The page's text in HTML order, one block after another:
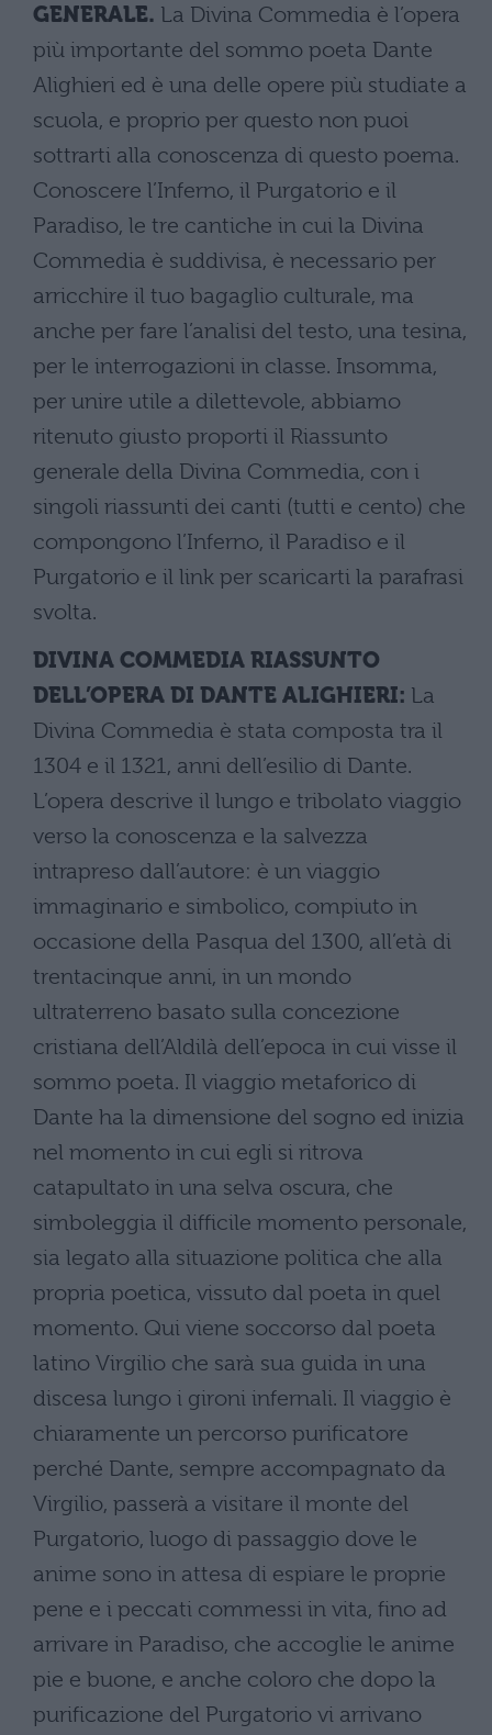
GENERALE. La Divina Commedia è l’opera
più importante del sommo poeta Dante
Alighieri ed è una delle opere più studiate a
scuola, e proprio per questo non puoi
sottrarti alla conoscenza di questo poema.
Conoscere l’Inferno, il Purgatorio e il
Paradiso, le tre cantiche in cui la Divina
Commedia è suddivisa, è necessario per
arricchire il tuo bagaglio culturale, ma
anche per fare l’analisi del testo, una tesina,
per le interrogazioni in classe. Insomma,
per unire utile a dilettevole, abbiamo
ritenuto giusto proporti il Riassunto
generale della Divina Commedia, con i
singoli riassunti dei canti (tutti e cento) che
compongono l’Inferno, il Paradiso e il
Purgatorio e il link per scaricarti la parafrasi
svolta.
DIVINA COMMEDIA RIASSUNTO
DELL’OPERA DI DANTE ALIGHIERI: La
Divina Commedia è stata composta tra il
1304 e il 1321, anni dell’esilio di Dante.
L’opera descrive il lungo e tribolato viaggio
verso la conoscenza e la salvezza
intrapreso dall’autore: è un viaggio
immaginario e simbolico, compiuto in
occasione della Pasqua del 1300, all’età di
trentacinque anni, in un mondo
ultraterreno basato sulla concezione
cristiana dell’Aldilà dell’epoca in cui visse il
sommo poeta. Il viaggio metaforico di
Dante ha la dimensione del sogno ed inizia
nel momento in cui egli si ritrova
catapultato in una selva oscura, che
simboleggia il difficile momento personale,
sia legato alla situazione politica che alla
propria poetica, vissuto dal poeta in quel
momento. Qui viene soccorso dal poeta
latino Virgilio che sarà sua guida in una
discesa lungo i gironi infernali. Il viaggio è
chiaramente un percorso purificatore
perché Dante, sempre accompagnato da
Virgilio, passerà a visitare il monte del
Purgatorio, luogo di passaggio dove le
anime sono in attesa di espiare le proprie
pene e i peccati commessi in vita, fino ad
arrivare in Paradiso, che accoglie le anime
pie e buone, e anche coloro che dopo la
purificazione del Purgatorio vi arrivano